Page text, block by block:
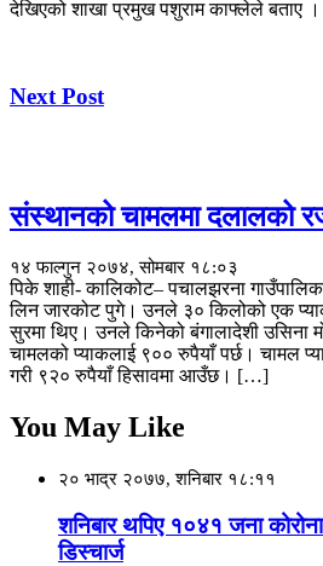
देखिएको शाखा प्रमुख पशुराम काफ्लेले बताए ।
Next Post
संस्थानको चामलमा दलालको
१४ फाल्गुन २०७४, सोमबार १८:०३
पिके शाही- कालिकोट– पचालझरना
लिन जारकोट पुगे। उनले ३० किलोको एक
सुरमा थिए। उनले किनेको बंगालादेशी उसिना
चामलको प्याकलाई ९०० रुपैयाँ पर्छ। चामल
गरी ९२० रुपैयाँ हिसावमा आउँछ। […]
You May Like
२० भाद्र २०७७, शनिबार १८:११
शनिबार थपिए १०४१ जना
डिस्चार्ज